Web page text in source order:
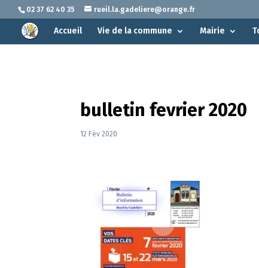
02 37 62 40 35 rueil.la.gadeliere@orange.fr
Accueil Vie de la commune Mairie
bulletin fevrier 2020
12 Fév 2020